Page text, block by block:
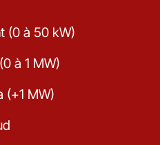
(0 à 50 kW)
à 1 MW)
(+1 MW)